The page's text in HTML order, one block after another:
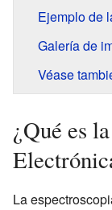
Ejemplo de
Galería de
Véase
¿Qué es
La